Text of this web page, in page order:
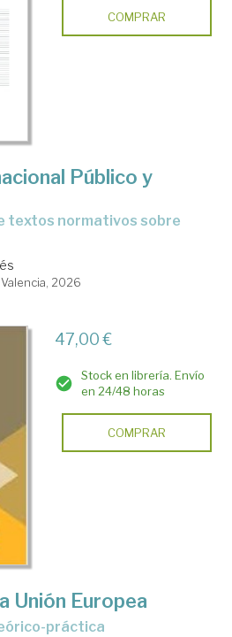
COMPRAR
Público y
2026
47,00 €
Stock en librería. Envío
en 24/48 horas
COMPRAR
Unión Europea
práctica